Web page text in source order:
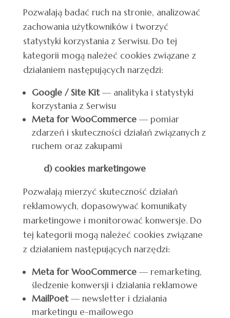
Pozwalają badać ruch na stronie, analizować
zachowania użytkowników i tworzyć
statystyki korzystania z Serwisu. Do tej
kategorii mogą należeć cookies związane z
działaniem następujących narzędzi:
Google / Site Kit— analityka i statystyki
korzystania z Serwisu
Meta for WooCommerce— pomiar
zdarzeń i skuteczności działań związanych z
ruchem oraz zakupami
d) cookies marketingowe
Pozwalają mierzyć skuteczność działań
reklamowych, dopasowywać komunikaty
marketingowe i monitorować konwersje. Do
tej kategorii mogą należeć cookies związane
z działaniem następujących narzędzi:
Meta for WooCommerce— remarketing,
śledzenie konwersji i działania reklamowe
MailPoet— newsletter i działania
marketingu e-mailowego